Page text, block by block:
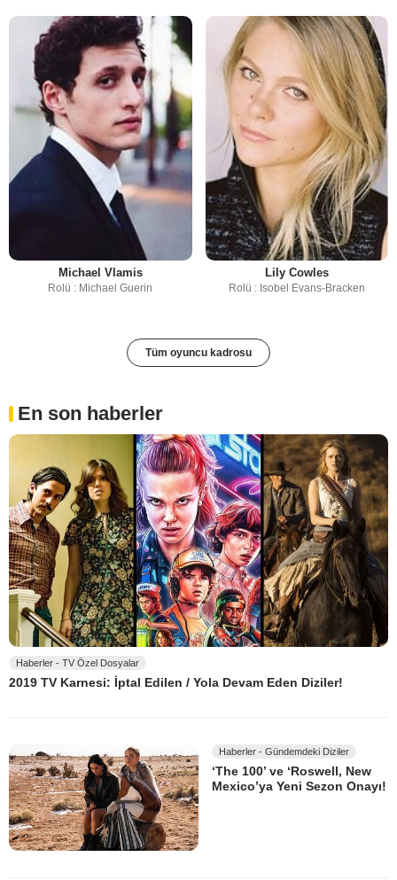
Michael Vlamis
Rolü : Michael Guerin
Lily Cowles
Rolü : Isobel Evans-Bracken
Tüm oyuncu kadrosu
En son haberler
Haberler - TV Özel Dosyalar
2019 TV Karnesi: İptal Edilen / Yola Devam Eden Diziler!
Haberler - Gündemdeki Diziler
‘The 100’ ve ‘Roswell, New
Mexico’ya Yeni Sezon Onayı!